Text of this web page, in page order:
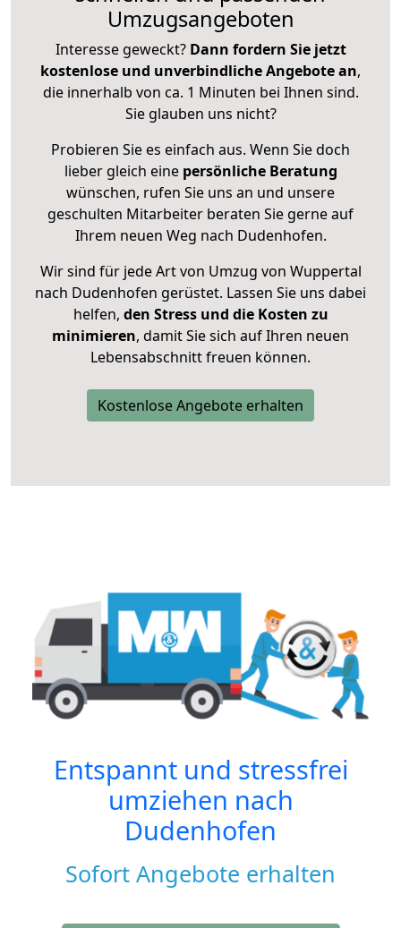
Umzugsangeboten
Interesse geweckt? Dann fordern Sie jetzt
kostenlose und unverbindliche Angebote an,
die innerhalb von ca. 1 Minuten bei Ihnen sind.
Sie glauben uns nicht?
Probieren Sie es einfach aus. Wenn Sie doch
lieber gleich eine persönliche Beratung
wünschen, rufen Sie uns an und unsere
geschulten Mitarbeiter beraten Sie gerne auf
Ihrem neuen Weg nach Dudenhofen.
Wir sind für jede Art von Umzug von Wuppertal
nach Dudenhofen gerüstet. Lassen Sie uns dabei
helfen, den Stress und die Kosten zu
minimieren, damit Sie sich auf Ihren neuen
Lebensabschnitt freuen können.
Kostenlose Angebote erhalten
Entspannt und stressfrei
umziehen nach
Dudenhofen
Sofort Angebote erhalten